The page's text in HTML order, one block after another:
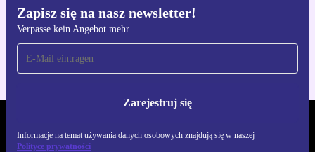
Zapisz się na nasz newsletter!
Verpasse kein Angebot mehr
Zarejestruj się
Informacje na temat używania danych osobowych znajdują się w naszej
Polityce prywatności
Pobierz aplikację refurbed
Dla iOS i Android